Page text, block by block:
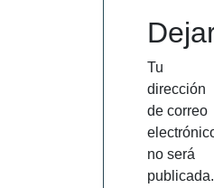
Tu
dirección
de correo
no será
publicada.